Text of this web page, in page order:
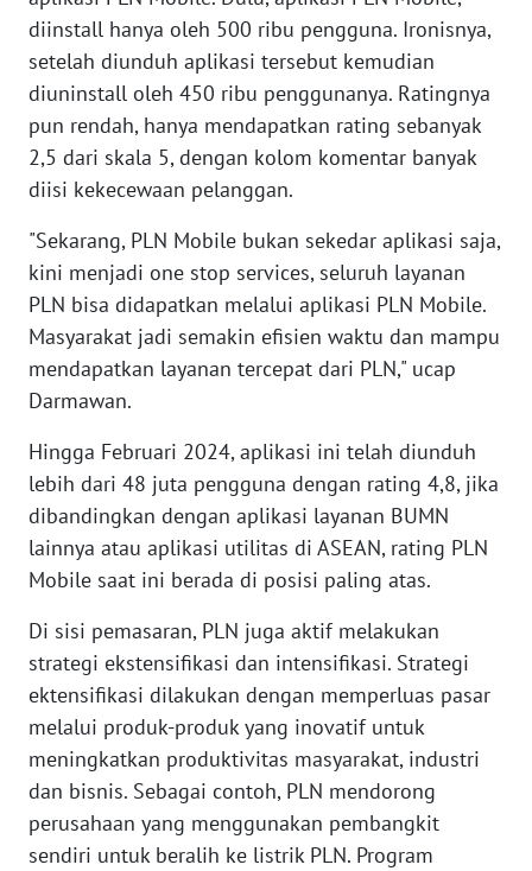
diinstall hanya oleh 500 ribu pengguna. Ironisnya,
setelah diunduh aplikasi tersebut kemudian
diuninstall oleh 450 ribu penggunanya. Ratingnya
pun rendah, hanya mendapatkan rating sebanyak
2,5 dari skala 5, dengan kolom komentar banyak
diisi kekecewaan pelanggan.
"Sekarang, PLN Mobile bukan sekedar aplikasi saja,
kini menjadi one stop services, seluruh layanan
PLN bisa didapatkan melalui aplikasi PLN Mobile.
Masyarakat jadi semakin efisien waktu dan mampu
mendapatkan layanan tercepat dari PLN," ucap
Darmawan.
Hingga Februari 2024, aplikasi ini telah diunduh
lebih dari 48 juta pengguna dengan rating 4,8, jika
dibandingkan dengan aplikasi layanan BUMN
lainnya atau aplikasi utilitas di ASEAN, rating PLN
Mobile saat ini berada di posisi paling atas.
Di sisi pemasaran, PLN juga aktif melakukan
strategi ekstensifikasi dan intensifikasi. Strategi
ektensifikasi dilakukan dengan memperluas pasar
melalui produk-produk yang inovatif untuk
meningkatkan produktivitas masyarakat, industri
dan bisnis. Sebagai contoh, PLN mendorong
perusahaan yang menggunakan pembangkit
sendiri untuk beralih ke listrik PLN. Program
WN
KALTARA
KALSEL
WN
SULSEL
WN
WN
SULUT
WN
WN
MALUT
WN
DAIRI
WN